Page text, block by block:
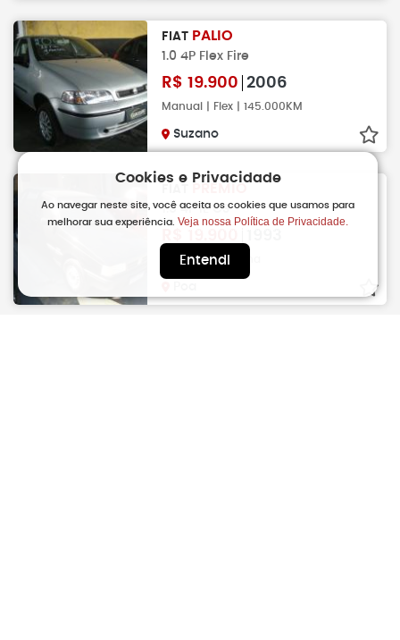
FIAT PALIO
1.0 4P Flex Fire
R$ 19.900 2006
Manual | Flex | 145.000KM
Suzano
1.5 4P IE CS
Manual | Gasolina
Cookies e Privacidade
Ao navegar neste site, você aceita os cookies que usamos para
melhorar sua experiência.Veja nossa Política de Privacidade.
Entendi